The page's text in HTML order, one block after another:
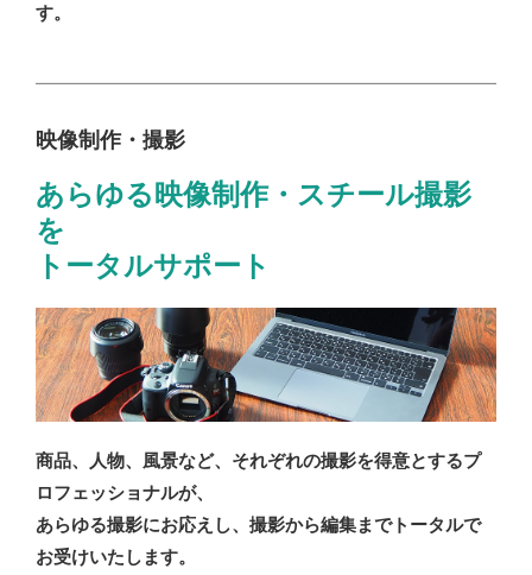
す。
映像制作・撮影
あらゆる映像制作・スチール撮影
を
トータルサポート
商品、人物、風景など、それぞれの撮影を得意とするプ
ロフェッショナルが、
あらゆる撮影にお応えし、撮影から編集までトータルで
お受けいたします。